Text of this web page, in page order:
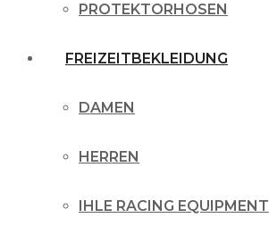
PROTEKTORHOSEN
FREIZEITBEKLEIDUNG
DAMEN
HERREN
IHLE RACING EQUIPMENT